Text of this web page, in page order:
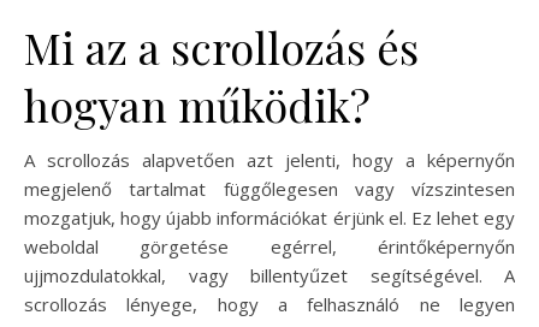
Mi az a scrollozás és
hogyan működik?
A scrollozás alapvetően azt jelenti, hogy a képernyőn
megjelenő tartalmat függőlegesen vagy vízszintesen
mozgatjuk, hogy újabb információkat érjünk el. Ez lehet egy
weboldal görgetése egérrel, érintőképernyőn
ujjmozdulatokkal, vagy billentyűzet segítségével. A
scrollozás lényege, hogy a felhasználó ne legyen